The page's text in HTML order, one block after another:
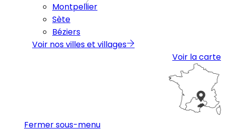
Montpellier
Sète
Béziers
Voir nos villes et villages
Voir la carte
Fermer sous-menu